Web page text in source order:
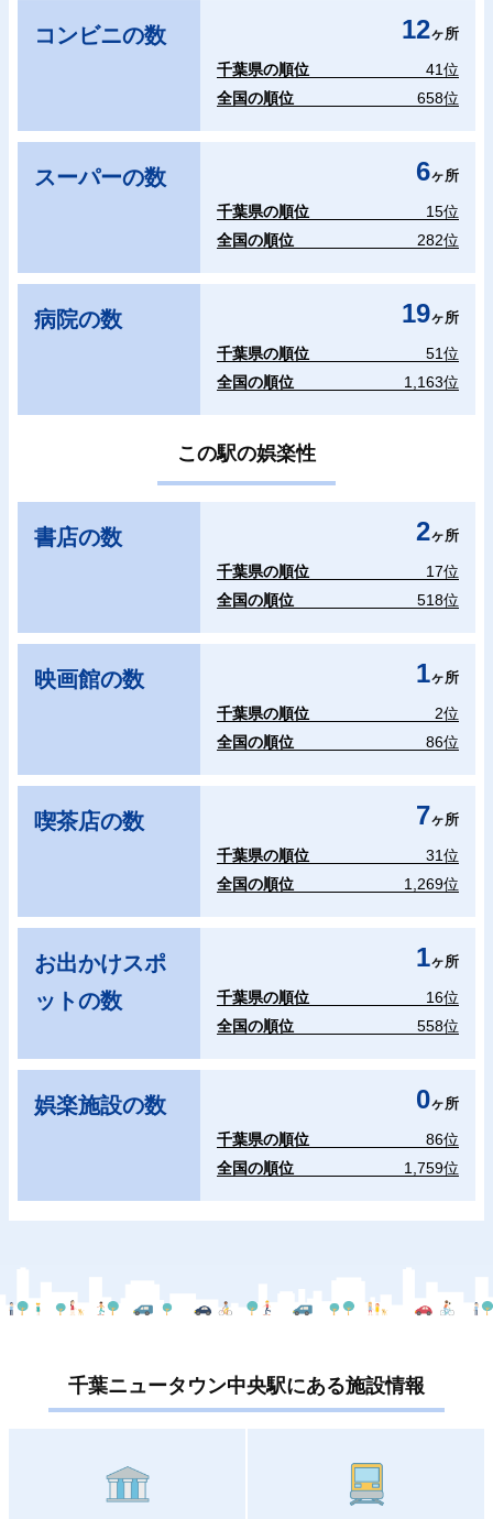
コンビニの数 12ヶ所
千葉県の順位
41位
全国の順位
658位
スーパーの数 6ヶ所
千葉県の順位
15位
全国の順位
282位
病院の数 19ヶ所
千葉県の順位
51位
全国の順位
1,163位
この駅の娯楽性
書店の数 2ヶ所
千葉県の順位
17位
全国の順位
518位
映画館の数 1ヶ所
千葉県の順位
2位
全国の順位
86位
喫茶店の数 7ヶ所
千葉県の順位
31位
全国の順位
1,269位
お出かけスポ
ットの数
1ヶ所
千葉県の順位
16位
全国の順位
558位
娯楽施設の数 0ヶ所
千葉県の順位
86位
全国の順位
1,759位
千葉ニュータウン中央駅にある施設情報